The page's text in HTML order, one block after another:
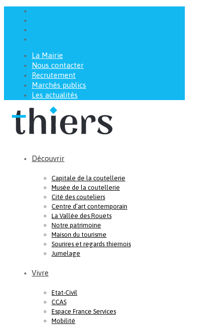
La Mairie
Nous contacter
Recrutement
Marchés publics
Les actualités
Découvrir
Capitale de la coutellerie
Musée de la coutellerie
Cité des couteliers
Centre d’art contemporain
La Vallée des Rouets
Notre patrimoine
Maison du tourisme
Sourires et regards thiernois
Jumelage
Vivre
Etat-Civil
CCAS
Espace France Services
Mobilité